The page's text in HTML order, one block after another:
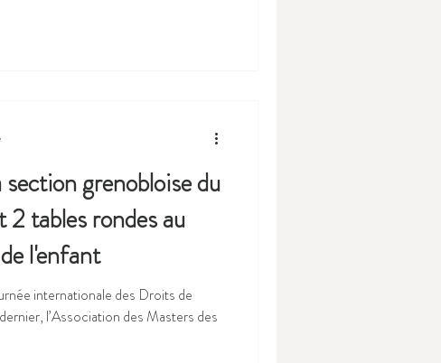
grenobloise du
tables rondes au
l'enfant
internationale des Droits de
l’Association des Masters des